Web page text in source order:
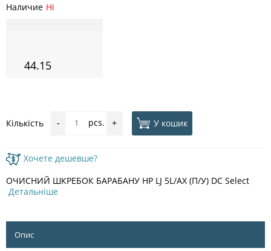
Наличие Ні
44.15
Кількість - pcs. + У кошик
Хочете дешевше?
ОЧИСНИЙ ШКРЕБОК БАРАБАНУ HP LJ 5L/AX (П/У) DC Select
Детальніше
Опис